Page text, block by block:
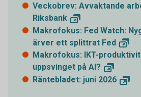
Veckobrev: Avvaktande
Riksbank
Makrofokus: Fed Watch:
ärver ett splittrat Fed
Makrofokus: IKT-
uppsvinget på AI?
Räntebladet: juni 2026